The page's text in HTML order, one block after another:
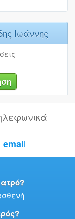
Ιωάννης
email